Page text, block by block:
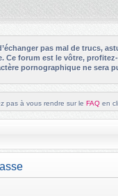
pas mal de trucs,
Ce forum est le vôtre,
pornographique ne sera
pas à vous rendre sur le FAQ en